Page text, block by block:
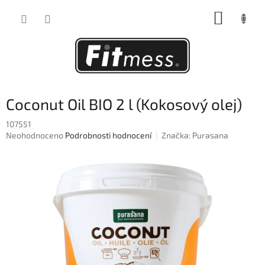
Coconut Oil BIO 2 l (Kokosový olej)
107551
Průměrné
Neohodnoceno Podrobnosti hodnocení Značka: Purasana